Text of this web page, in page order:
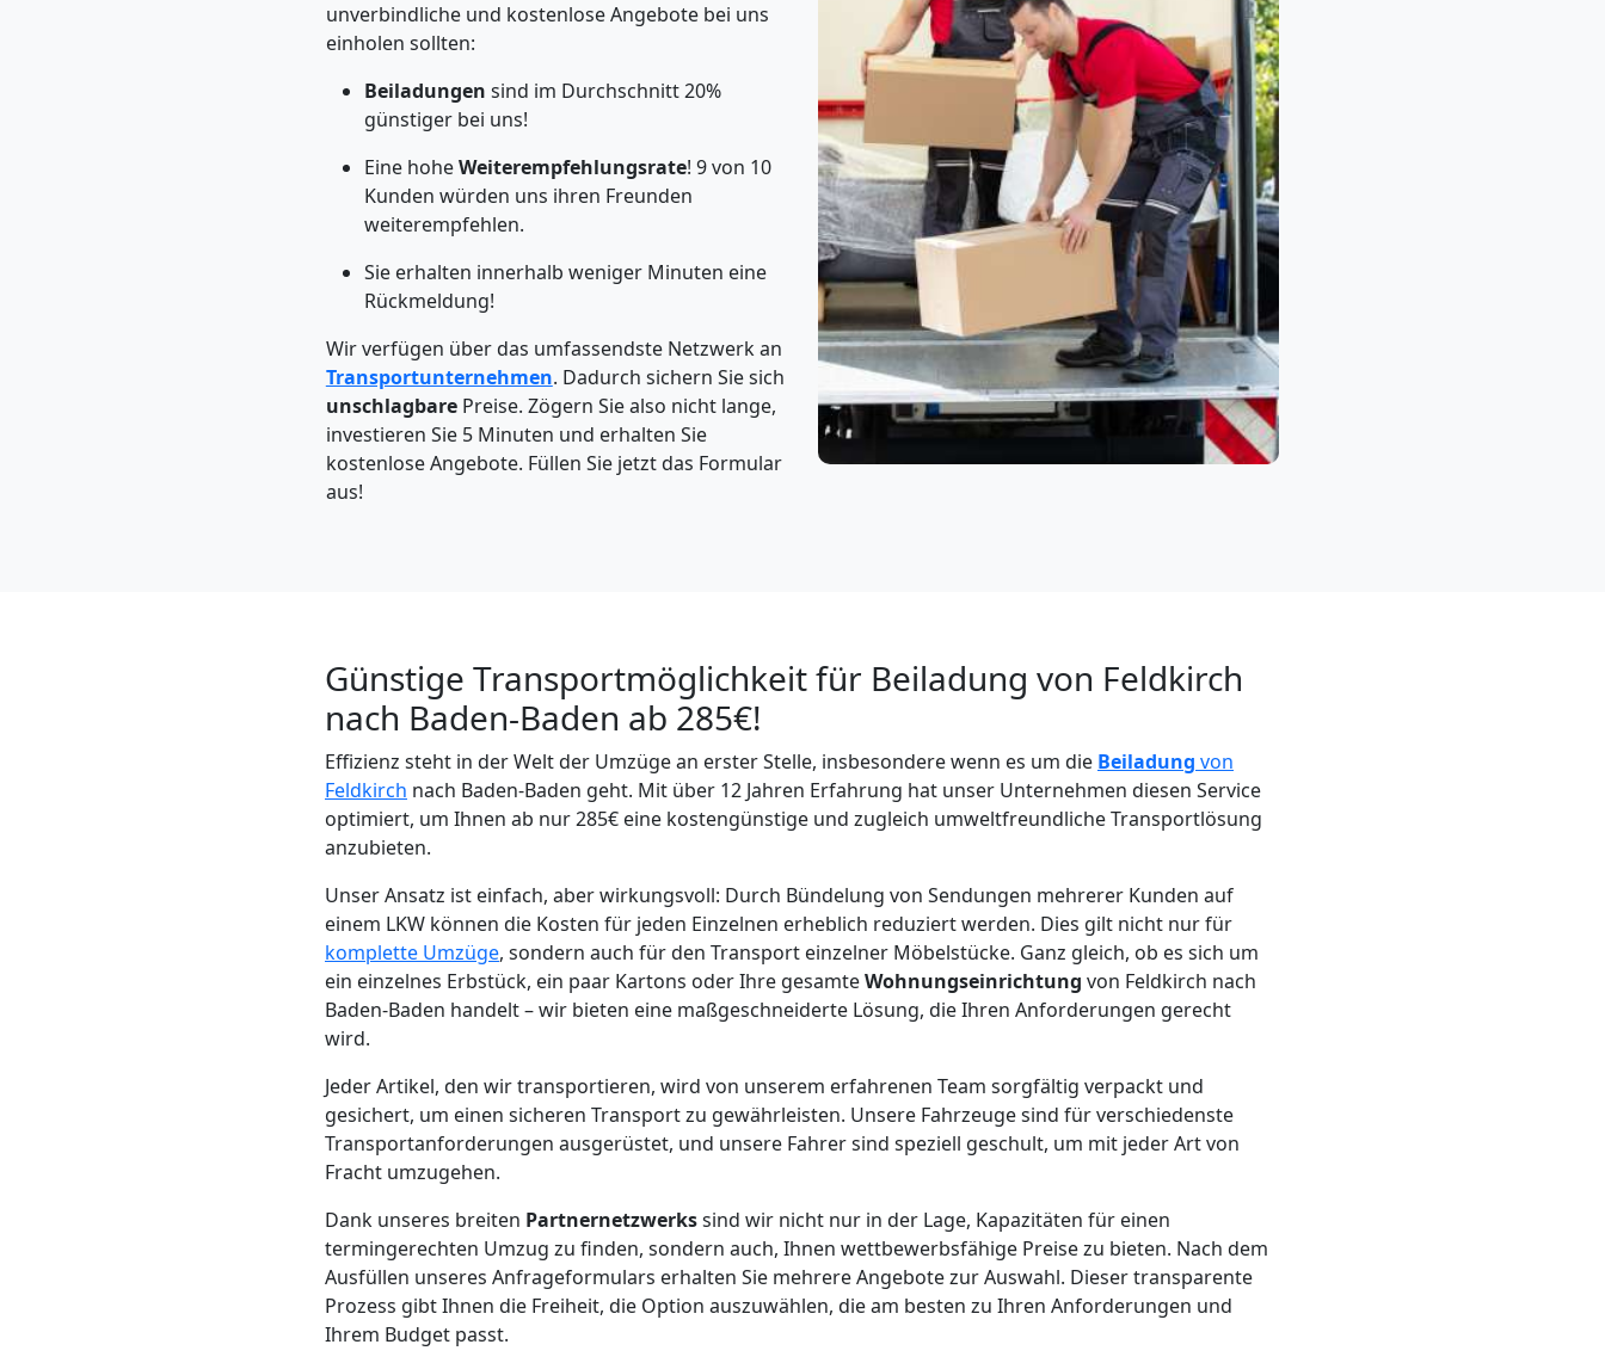
unverbindliche und kostenlose Angebote bei uns
einholen sollten:
Beiladungen sind im Durchschnitt 20%
günstiger bei uns!
Eine hoheWeiterempfehlungsrate! 9 von 10
Kunden würden uns ihren Freunden
weiterempfehlen.
Sie erhalten innerhalb weniger Minuten eine
Rückmeldung!
Wir verfügen über das umfassendste Netzwerk an
Transportunternehmen. Dadurch sichern Sie sich
unschlagbare Preise. Zögern Sie also nicht lange,
investieren Sie 5 Minuten und erhalten Sie
kostenlose Angebote. Füllen Sie jetzt das Formular
aus!
Günstige Transportmöglichkeit für Beiladung von Feldkirch
nach Baden-Baden ab 285€!
Effizienz steht in der Welt der Umzüge an erster Stelle, insbesondere wenn es um die Beiladung von
Feldkirch nach Baden-Baden geht. Mit über 12 Jahren Erfahrung hat unser Unternehmen diesen Service
optimiert, um Ihnen ab nur 285€ eine kostengünstige und zugleich umweltfreundliche Transportlösung
anzubieten.
Unser Ansatz ist einfach, aber wirkungsvoll: Durch Bündelung von Sendungen mehrerer Kunden auf
einem LKW können die Kosten für jeden Einzelnen erheblich reduziert werden. Dies gilt nicht nur für
komplette Umzüge, sondern auch für den Transport einzelner Möbelstücke. Ganz gleich, ob es sich um
ein einzelnes Erbstück, ein paar Kartons oder Ihre gesamteWohnungseinrichtung von Feldkirch nach
Baden-Baden handelt – wir bieten eine maßgeschneiderte Lösung, die Ihren Anforderungen gerecht
wird.
Jeder Artikel, den wir transportieren, wird von unserem erfahrenen Team sorgfältig verpackt und
gesichert, um einen sicheren Transport zu gewährleisten. Unsere Fahrzeuge sind für verschiedenste
Transportanforderungen ausgerüstet, und unsere Fahrer sind speziell geschult, um mit jeder Art von
Fracht umzugehen.
Dank unseres breiten Partnernetzwerkssind wir nicht nur in der Lage, Kapazitäten für einen
termingerechten Umzug zu finden, sondern auch, Ihnen wettbewerbsfähige Preise zu bieten. Nach dem
Ausfüllen unseres Anfrageformulars erhalten Sie mehrere Angebote zur Auswahl. Dieser transparente
Prozess gibt Ihnen die Freiheit, die Option auszuwählen, die am besten zu Ihren Anforderungen und
Ihrem Budget passt.